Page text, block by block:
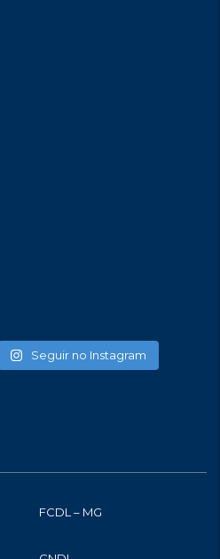
Seguir no Instagram
FCDL – MG